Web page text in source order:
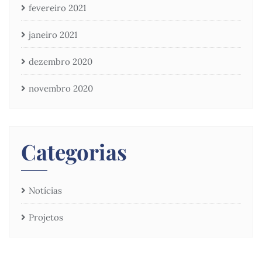
fevereiro 2021
janeiro 2021
dezembro 2020
novembro 2020
Categorias
Notícias
Projetos